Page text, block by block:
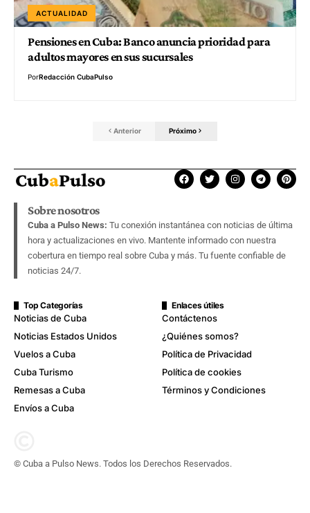
ACTUALIDAD
Pensiones en Cuba: Banco anuncia prioridad para
adultos mayores en sus sucursales
PorRedacción CubaPulso
Anterior Próximo
Sobre nosotros
Cuba a Pulso News: Tu conexión instantánea con noticias de última
hora y actualizaciones en vivo. Mantente informado con nuestra
cobertura en tiempo real sobre Cuba y más. Tu fuente confiable de
noticias 24/7.
Top Categorías
Noticias de Cuba
Noticias Estados Unidos
Vuelos a Cuba
Cuba Turismo
Remesas a Cuba
Envíos a Cuba
Enlaces útiles
Contáctenos
¿Quiénes somos?
Política de Privacidad
Política de cookies
Términos y Condiciones
© Cuba a Pulso News. Todos los Derechos Reservados.